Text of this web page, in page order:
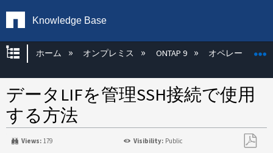
Knowledge Base
グローバル階層を展開/折りたたむ
ホーム オンプレミス ONTAP 9 オペレーティン
データLIFを管理SSH接続で使用
する方法
Views: 179 Visibility: Public